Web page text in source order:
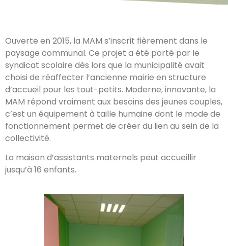
Ouverte en 2015, la MAM s’inscrit fièrement dans le
paysage communal. Ce projet a été porté par le
syndicat scolaire dès lors que la municipalité avait
choisi de réaffecter l’ancienne mairie en structure
d’accueil pour les tout-petits. Moderne, innovante, la
MAM répond vraiment aux besoins des jeunes couples,
c’est un équipement à taille humaine dont le mode de
fonctionnement permet de créer du lien au sein de la
collectivité.
La maison d’assistants maternels peut accueillir
jusqu’à 16 enfants.